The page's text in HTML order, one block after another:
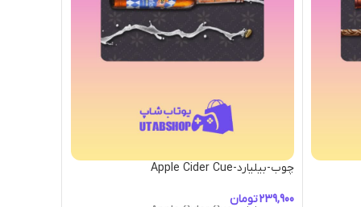
چوب-بیلیارد-Apple Cider Cue
تومان